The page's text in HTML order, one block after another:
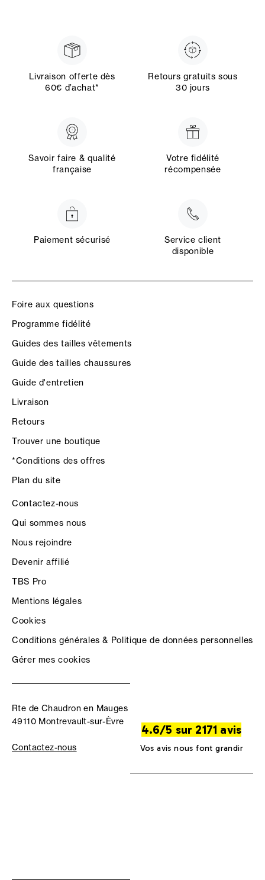
Livraison offerte dès
60€ d’achat*
Retours gratuits sous
30 jours
Savoir faire & qualité
française
Votre fidélité
récompensée
Paiement sécurisé
Service client
disponible
Foire aux questions
Programme fidélité
Guides des tailles vêtements
Guide des tailles chaussures
Guide d'entretien
Livraison
Retours
Trouver une boutique
*Conditions des offres
Plan du site
Contactez-nous
Qui sommes nous
Nous rejoindre
Devenir affilié
TBS Pro
Mentions légales
Cookies
Conditions générales & Politique de données personnelles
Gérer mes cookies
Rte de Chaudron en Mauges
49110 Montrevault-sur-Èvre
Contactez-nous
4.6/5 sur 2171 avis
Vos avis nous font grandir